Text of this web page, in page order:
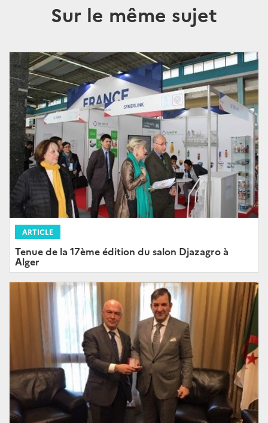
Sur le même sujet
ARTICLE
Tenue de la 17ème édition du salon Djazagro à
Alger